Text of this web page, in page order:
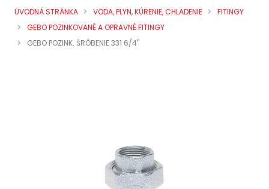
ÚVODNÁ STRÁNKA VODA, PLYN, KÚRENIE, CHLADENIE
FITINGY
GEBO POZINKOVANÉ A OPRAVNÉ FITINGY
GEBO POZINK. ŠRÓBENIE 331 6/4"